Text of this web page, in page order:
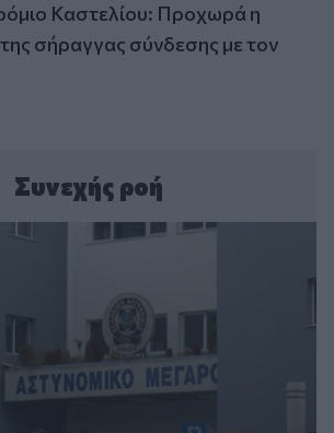
Καστελίου: Προχωρά η
σήραγγας σύνδεσης με τον
Συνεχής ροή